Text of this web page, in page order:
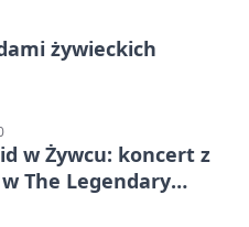
żywieckich
w Żywcu: koncert z
The Legendary